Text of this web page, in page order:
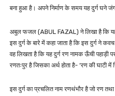
बना हुआ है। अपने निर्माण के समय यह दुर्ग घने
अबुल फजल (ABUL FAZAL) ने लिखा है कि यह
इस दुर्ग के बारे में कहा जाता है कि इस दुर्ग ने
वह लिखता है कि यह दुर्ग रण नामक ऊँची पहाड़ी
रणतःपुर है जिसका अर्थ होता है- ‘रण की घाटी में
इस दुर्ग का प्रचलित नाम रणथंभौर है जो रण